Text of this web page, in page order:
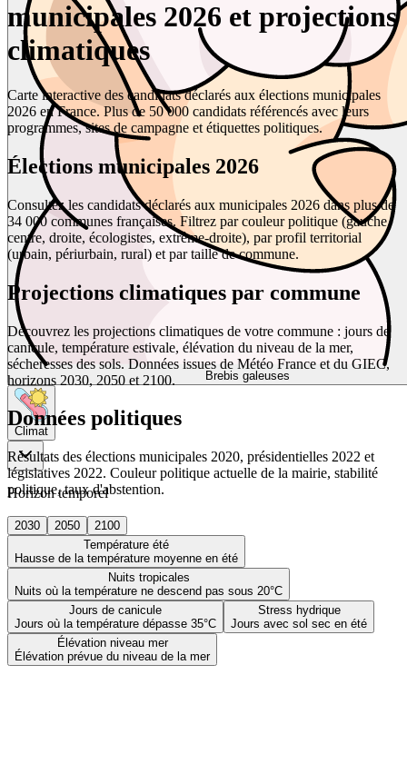
Brebis galeuses
Climat
Horizon temporel
2030 2050
2100
Température été
Hausse de la température moyenne en été
Nuits tropicales
Nuits où la température ne descend pas sous 20°C
Jours de canicule
Jours où la température dépasse 35°C
Stress hydrique
Jours avec sol sec en été
Élévation niveau mer
Élévation prévue du niveau de la mer
municipales 2026 et projections
climatiques
Carte interactive des candidats déclarés aux élections municipales
2026 en France. Plus de 50 000 candidats référencés avec leurs
programmes, sites de campagne et étiquettes politiques.
Élections municipales 2026
Consultez les candidats déclarés aux municipales 2026 dans plus de
34 000 communes françaises. Filtrez par couleur politique (gauche,
centre, droite, écologistes, extrême-droite), par profil territorial
(urbain, périurbain, rural) et par taille de commune.
Projections climatiques par commune
Découvrez les projections climatiques de votre commune : jours de
canicule, température estivale, élévation du niveau de la mer,
sécheresses des sols. Données issues de Météo France et du GIEC,
horizons 2030, 2050 et 2100.
Données politiques
Résultats des élections municipales 2020, présidentielles 2022 et
législatives 2022. Couleur politique actuelle de la mairie, stabilité
politique, taux d'abstention.